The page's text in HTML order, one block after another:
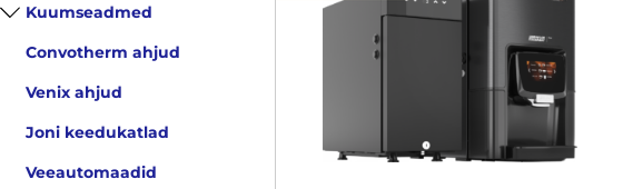
Kuumseadmed
Convotherm ahjud
Venix ahjud
Joni keedukatlad
Veeautomaadid